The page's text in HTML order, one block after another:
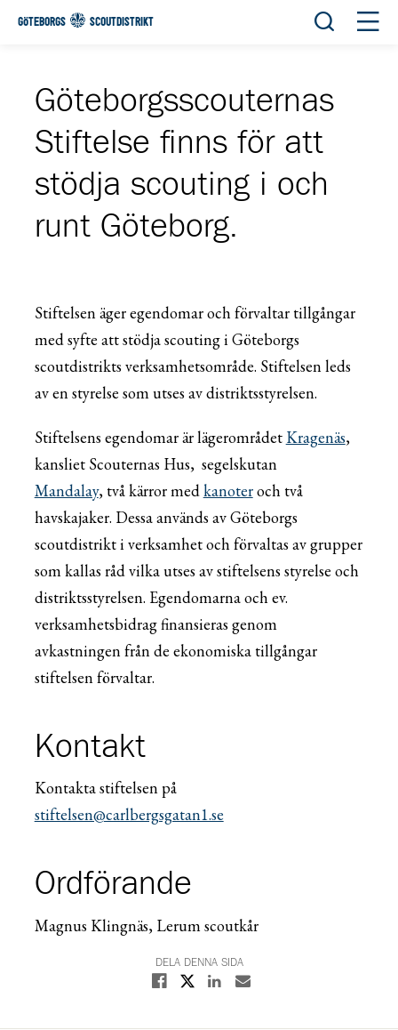
GÖTEBORGS SCOUTDISTRIKT Öppna
Göteborgsscouternas
Stiftelse finns för att
stödja scouting i och
runt Göteborg.
Stiftelsen äger egendomar och förvaltar tillgångar
med syfte att stödja scouting i Göteborgs
scoutdistrikts verksamhetsområde. Stiftelsen leds
av en styrelse som utses av distriktsstyrelsen.
Stiftelsens egendomar är lägerområdet Kragenäs,
kansliet Scouternas Hus, segelskutan
Mandalay, två kärror med kanoteroch två
havskajaker. Dessa används av Göteborgs
scoutdistrikt i verksamhet och förvaltas av grupper
som kallas råd vilka utses av stiftelsens styrelse och
distriktsstyrelsen. Egendomarna och ev.
verksamhetsbidrag finansieras genom
avkastningen från de ekonomiska tillgångar
stiftelsen förvaltar.
Kontakt
Kontakta stiftelsen på
stiftelsen@carlbergsgatan1.se
Ordförande
Magnus Klingnäs, Lerum scoutkår
DELA DENNA SIDA
Dela på Facebook
Dela på XDela på Linkedin
Dela med E-post